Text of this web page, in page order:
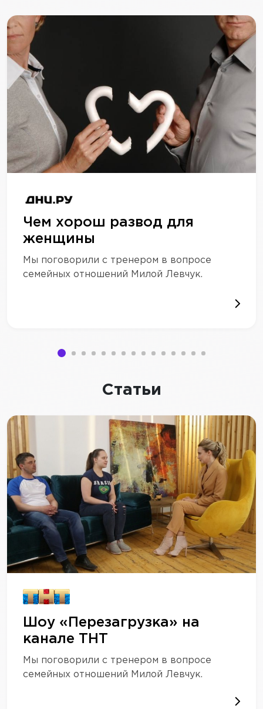
Чем хорош развод для
женщины
Мы поговорили с тренером в вопросе
семейных отношений Милой Левчук.
Статьи
Шоу «Перезагрузка» на
канале ТНТ
Мы поговорили с тренером в вопросе
семейных отношений Милой Левчук.